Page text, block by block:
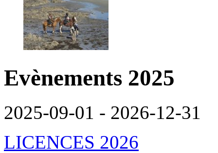
Evènements 2025
2025-09-01 - 2026-12-31
LICENCES 2026